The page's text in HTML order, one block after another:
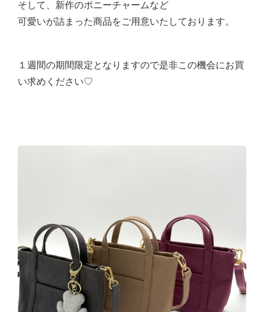
そして、新作のポニーチャームなど
可愛いが詰まった商品をご用意いたしております。
１週間の期間限定となりますので是非この機会にお買
い求めください♡